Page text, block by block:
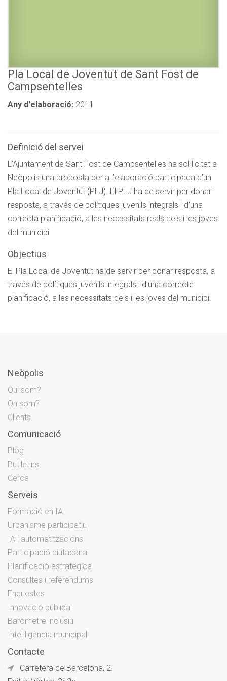
Pla Local de Joventut de Sant Fost de
Campsentelles
Any d'elaboració: 2011
Definició del servei
L’Ajuntament de Sant Fost de Campsentelles ha sol·licitat a
Neòpolis una proposta per a l’elaboració participada d’un
Pla Local de Joventut (PLJ). El PLJ ha de servir per donar
resposta, a través de polítiques juvenils integrals i d’una
correcta planificació, a les necessitats reals dels i les joves
del municipi
Objectius
El Pla Local de Joventut ha de servir per donar resposta, a
través de polítiques juvenils integrals i d’una correcte
planificació, a les necessitats dels i les joves del municipi.
Neòpolis
Qui som?
On som?
Clients
Comunicació
Blog
Butlletins
Cerca
Serveis
Formació en IA
Urbanisme participatiu
IA i automatitzacions
Participació ciutadana
Planificació estratègica
Consultes i referèndums
Enquestes
Innovació pública
Baròmetre inclusiu
Intel·ligència municipal
Contacte
Carretera de Barcelona, 2.